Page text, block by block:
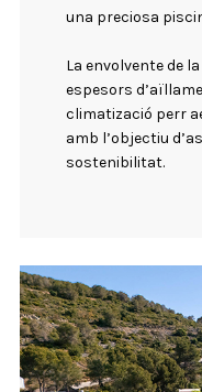
una preciosa
La envolvente de
espesors
climatizació perr
amb l’objectiu
sostenibilitat.